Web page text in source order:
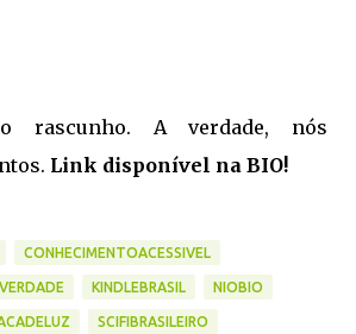
A verdade, nós
Link disponível na BIO!
CONHECIMENTOACESSIVEL
KINDLEBRASIL NIOBIO
SCIFIBRASILEIRO